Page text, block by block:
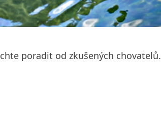
poradit od zkušených chovatelů.